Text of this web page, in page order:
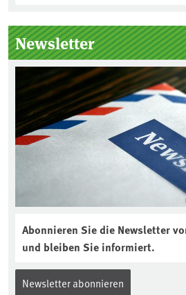
Newsletter
Abonnieren Sie die Newsletter
und bleiben Sie informiert.
Newsletter abonnieren